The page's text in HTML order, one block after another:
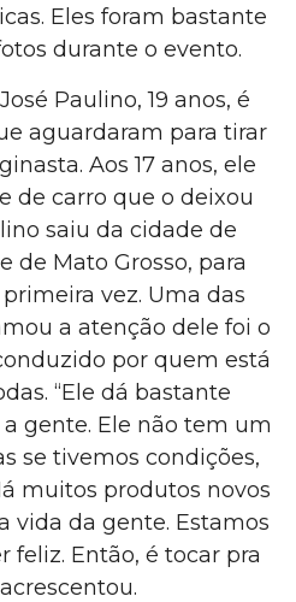
Eles foram bastante
durante o evento.
Paulino, 19 anos, é
aguardaram para tirar
Aos 17 anos, ele
de carro que o deixou
saiu da cidade de
de Mato Grosso, para
vez. Uma das
a atenção dele foi o
por quem está
“Ele dá bastante
gente. Ele não tem um
se tivemos condições,
muitos produtos novos
vida da gente. Estamos
feliz. Então, é tocar pra